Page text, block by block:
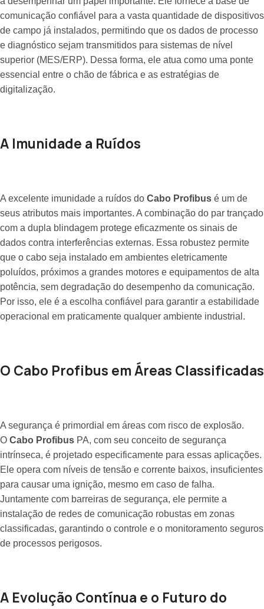
comunicação confiável para a vasta quantidade de dispositivos
de campo já instalados, permitindo que os dados de processo
e diagnóstico sejam transmitidos para sistemas de nível
superior (MES/ERP). Dessa forma, ele atua como uma ponte
essencial entre o chão de fábrica e as estratégias de
digitalização.
A Imunidade a Ruídos
A excelente imunidade a ruídos do Cabo Profibus é um de
seus atributos mais importantes. A combinação do par trançado
com a dupla blindagem protege eficazmente os sinais de
dados contra interferências externas. Essa robustez permite
que o cabo seja instalado em ambientes eletricamente
poluídos, próximos a grandes motores e equipamentos de alta
potência, sem degradação do desempenho da comunicação.
Por isso, ele é a escolha confiável para garantir a estabilidade
operacional em praticamente qualquer ambiente industrial.
O Cabo Profibus em Áreas Classificadas
A segurança é primordial em áreas com risco de explosão.
O Cabo Profibus PA, com seu conceito de segurança
intrínseca, é projetado especificamente para essas aplicações.
Ele opera com níveis de tensão e corrente baixos, insuficientes
para causar uma ignição, mesmo em caso de falha.
Juntamente com barreiras de segurança, ele permite a
instalação de redes de comunicação robustas em zonas
classificadas, garantindo o controle e o monitoramento seguros
de processos perigosos.
A Evolução Contínua e o Futuro do